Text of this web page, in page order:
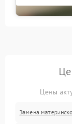
Цены
Замена